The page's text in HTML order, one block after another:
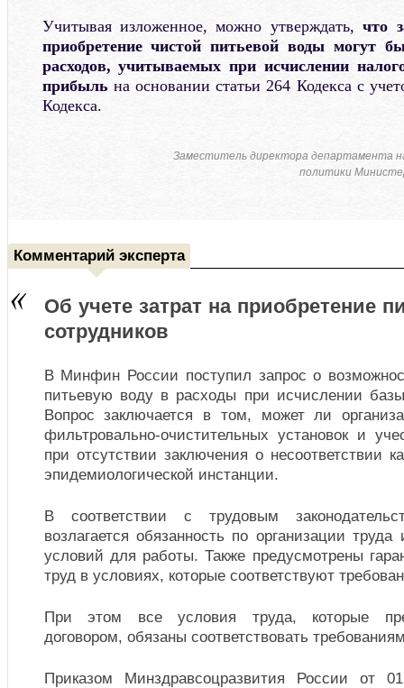
Учитывая изложенное, можно утверждать,что
приобретение чистой питьевой воды могут
расходов, учитываемых при исчислении
прибыль на основании статьи 264 Кодекса с
Кодекса.
Заместитель директора департамента
политики
Комментарий эксперта
Об учете затрат на приобретение
сотрудников
В Минфин России поступил запрос о
питьевую воду в расходы при исчислении
Вопрос заключается в том, может ли
фильтровально-очистительных установок и
при отсутствии заключения о несоответствии
эпидемиологической инстанции.
В соответствии с трудовым
возлагается обязанность по организации
условий для работы. Также предусмотрены
труд в условиях, которые соответствуют
При этом все условия труда, которые
договором, обязаны соответствовать
Приказом Минздравсоцразвития России